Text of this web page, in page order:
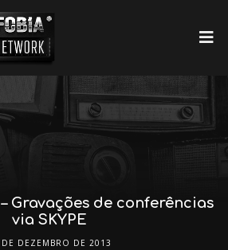
Gravações de conferências
via SKYPE
DEZEMBRO DE 2013